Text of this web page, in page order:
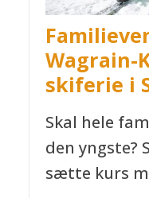
Wagrain-
skiferie i
Skal hele
den yngste?
sætte kurs